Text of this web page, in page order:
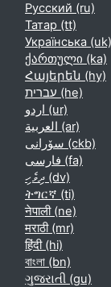
Русский ‎(ru)‎
Татар ‎(tt)‎
Українська ‎(uk)‎
ქართული ‎(ka)‎
Հայերեն ‎(hy)‎
עברית ‎(he)‎
اردو ‎(ur)‎
العربية ‎(ar)‎
سۆرانی ‎(ckb)‎
فارسی ‎(fa)‎
ދިވެހި ‎(dv)‎
ትግርኛ ‎(ti)‎
नेपाली ‎(ne)‎
मराठी ‎(mr)‎
हिंदी ‎(hi)‎
বাংলা ‎(bn)‎
ગુજરાતી ‎(gu)‎